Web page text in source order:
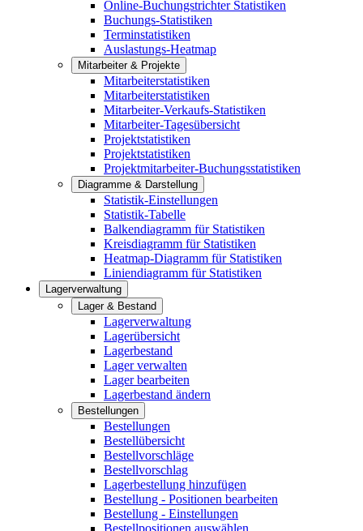
Online-Buchungstrichter Statistiken
Buchungs-Statistiken
Terminstatistiken
Auslastungs-Heatmap
Mitarbeiter & Projekte
Mitarbeiterstatistiken
Mitarbeiterstatistiken
Mitarbeiter-Verkaufs-Statistiken
Mitarbeiter-Tagesübersicht
Projektstatistiken
Projektstatistiken
Projektmitarbeiter-Buchungsstatistiken
Diagramme & Darstellung
Statistik-Einstellungen
Statistik-Tabelle
Balkendiagramm für Statistiken
Kreisdiagramm für Statistiken
Heatmap-Diagramm für Statistiken
Liniendiagramm für Statistiken
Lagerverwaltung
Lager & Bestand
Lagerverwaltung
Lagerübersicht
Lagerbestand
Lager verwalten
Lager bearbeiten
Lagerbestand ändern
Bestellungen
Bestellungen
Bestellübersicht
Bestellvorschläge
Bestellvorschlag
Lagerbestellung hinzufügen
Bestellung - Positionen bearbeiten
Bestellung - Einstellungen
Bestellpositionen auswählen